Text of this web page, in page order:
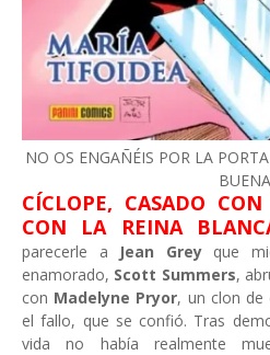
NO OS ENGAÑÉIS POR LA
BUENA
CÍCLOPE, CASADO
CON LA REINA
parecerle a Jean Greyque
enamorado, Scott Summers,
con Madelyne Pryor, un clon de
el fallo, que se confió. Tras
vida no había realmente